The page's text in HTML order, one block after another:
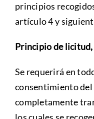
principios
artículo 4 y
Principio de
Se requerirá en
consentimiento
completamente